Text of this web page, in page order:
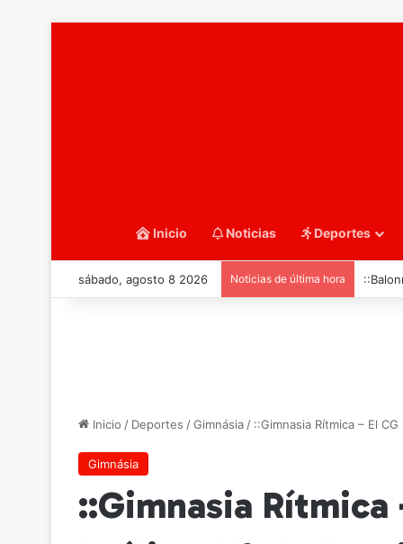
Inicio Noticias Deportes
sábado, agosto 8 2026 Noticias de última hora
Inicio / Deportes /Gimnásia / ::Gimnasia Rítmica – El
Gimnásia
::Gimnasia Rítmica